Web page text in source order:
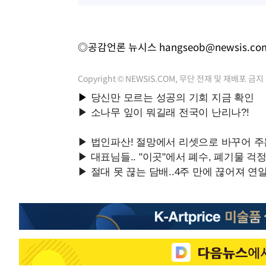
◎공감언론 뉴시스
Copyright © NEWSIS.COM, 무단 전재 및 재배포 금지